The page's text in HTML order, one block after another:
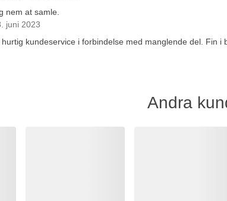
nem at samle.
5 stjärnor
juni 2023
kundeservice i forbindelse med manglende del. Fin i
Andra